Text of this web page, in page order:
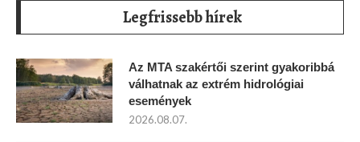
Legfrissebb hírek
Az MTA szakértői szerint gyakoribbá
válhatnak az extrém hidrológiai
események
2026.08.07.